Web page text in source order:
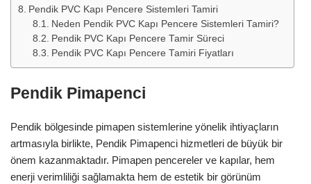
Pendik PVC Kapı Pencere Sistemleri Tamiri
Neden Pendik PVC Kapı Pencere Sistemleri Tamiri?
Pendik PVC Kapı Pencere Tamir Süreci
Pendik PVC Kapı Pencere Tamiri Fiyatları
Pendik Pimapenci
Pendik bölgesinde pimapen sistemlerine yönelik ihtiyaçların
artmasıyla birlikte, Pendik Pimapenci hizmetleri de büyük bir
önem kazanmaktadır. Pimapen pencereler ve kapılar, hem
enerji verimliliği sağlamakta hem de estetik bir görünüm